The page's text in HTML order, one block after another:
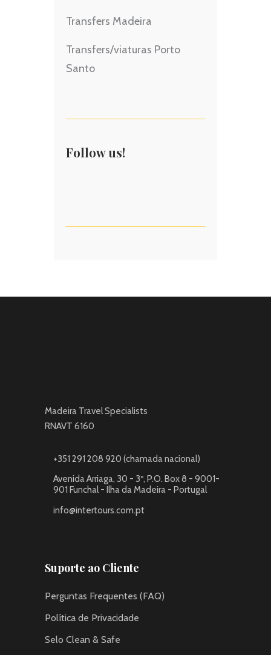
Transfers Madeira
Transfers/viaturas Porto
Santo
Follow us!
Madeira Travel Specialists
RNAVT 6160
+351 291 208 920 (chamada nacional)
Avenida Arriaga, 30 - 3º, P.O. Box 8 - 9001-
901 Funchal - Ilha da Madeira - Portugal
info@intertours.com.pt
Suporte ao Cliente
Perguntas Frequentes (FAQ)
Política de Privacidade
Selo Clean & Safe